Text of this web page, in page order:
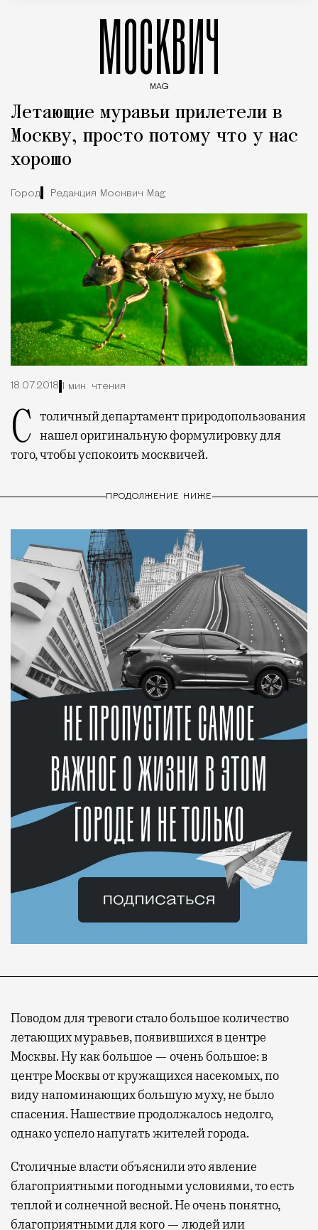
МОСКВИЧ
MAG
Летающие муравьи прилетели в
Москву, просто потому что у нас
хорошо
Город Редакция Москвич Mag
18.07.2018 1 мин. чтения
Столичный департамент природопользования нашел оригинальную формулировку для
того, чтобы успокоить москвичей.
ПРОДОЛЖЕНИЕ НИЖЕ
Поводом для тревоги стало большое количество
летающих муравьев, появившихся в центре
Москвы. Ну как большое — очень большое: в
центре Москвы от кружащихся насекомых, по
виду напоминающих большую муху, не было
спасения. Нашествие продолжалось недолго,
однако успело напугать жителей города.
Столичные власти объяснили это явление
благоприятными погодными условиями, то есть
теплой и солнечной весной. Не очень понятно,
благоприятными для кого — людей или